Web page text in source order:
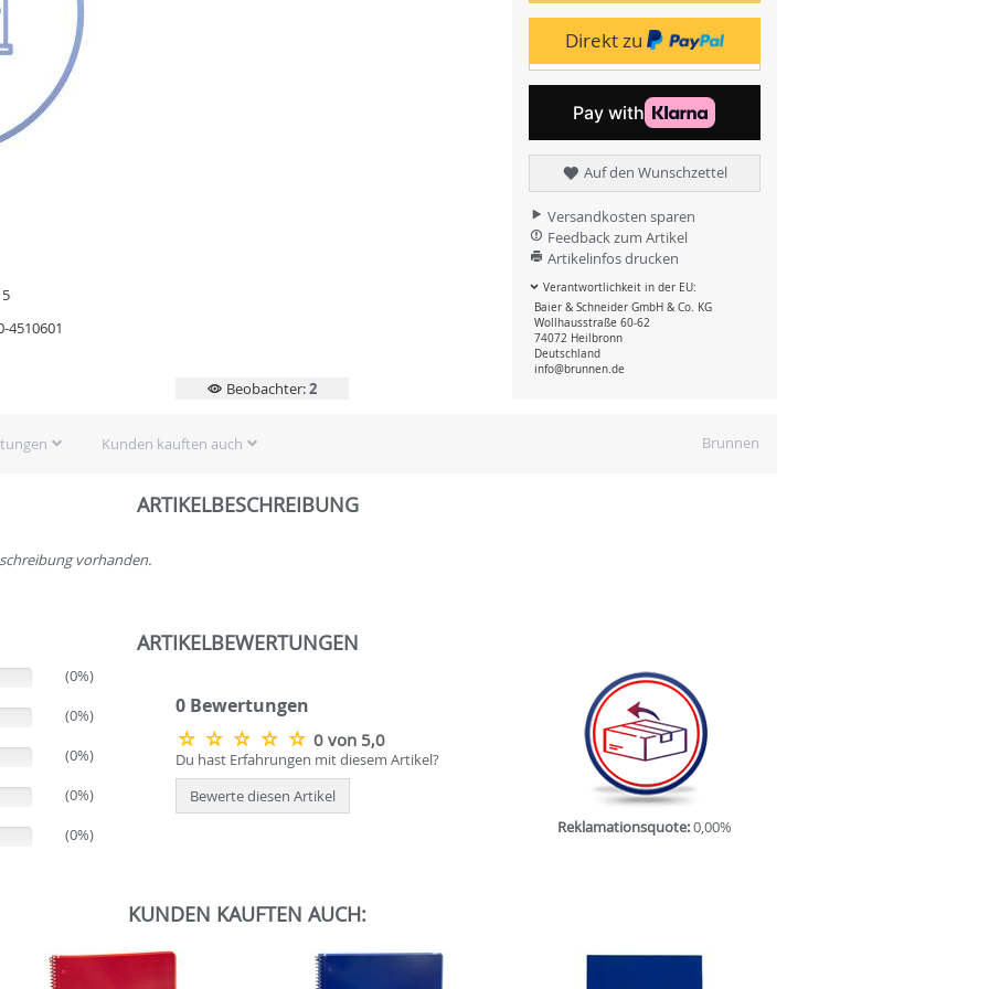
4510601
Beobachter:2
Direkt zu
Auf den Wunschzettel
Versandkosten sparen
Feedback zum Artikel
Artikelinfos drucken
Verantwortlichkeit in der EU:
Baier & Schneider GmbH & Co. KG
Wollhausstraße 60-62
74072 Heilbronn
Deutschland
info@brunnen.de
Brunnen
Kunden kauften auch
ARTIKELBESCHREIBUNG
vorhanden.
ARTIKELBEWERTUNGEN
(0%)
(0%)
(0%)
(0%)
(0%)
0 Bewertungen
0 von 5,0
Du hast Erfahrungen mit diesem Artikel?
Bewerte diesen Artikel
Reklamationsquote:0,00%
KUNDEN KAUFTEN AUCH: